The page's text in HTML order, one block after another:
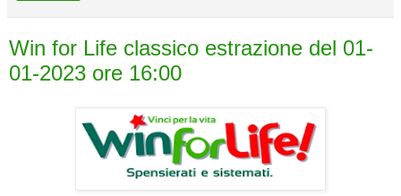
Win for Life classico estrazione del 01-
01-2023 ore 16:00